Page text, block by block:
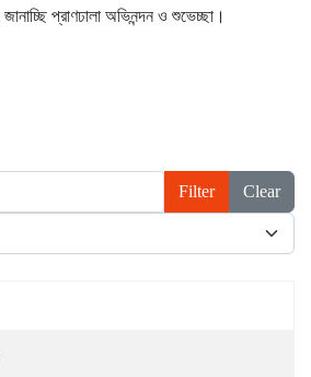
প্রাণঢালা অভিনন্দন ও শুভেচ্ছা।
Filter
Clear